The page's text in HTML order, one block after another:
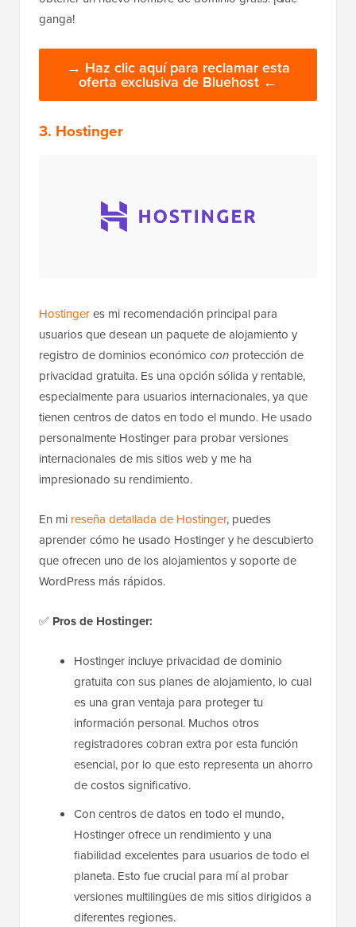
ganga!
→ Haz clic aquí para reclamar esta
oferta exclusiva de Bluehost ←
3. Hostinger
Hostingeres mi recomendación principal para
usuarios que desean un paquete de alojamiento y
registro de dominios económico con protección de
privacidad gratuita. Es una opción sólida y rentable,
especialmente para usuarios internacionales, ya que
tienen centros de datos en todo el mundo. He usado
personalmente Hostinger para probar versiones
internacionales de mis sitios web y me ha
impresionado su rendimiento.
En mi reseña detallada de Hostinger, puedes
aprender cómo he usado Hostinger y he descubierto
que ofrecen uno de los alojamientos y soporte de
WordPress más rápidos.
✅ Pros de Hostinger:
Hostinger incluye privacidad de dominio
gratuita con sus planes de alojamiento, lo cual
es una gran ventaja para proteger tu
información personal. Muchos otros
registradores cobran extra por esta función
esencial, por lo que esto representa un ahorro
de costos significativo.
Con centros de datos en todo el mundo,
Hostinger ofrece un rendimiento y una
fiabilidad excelentes para usuarios de todo el
planeta. Esto fue crucial para mí al probar
versiones multilingües de mis sitios dirigidos a
diferentes regiones.